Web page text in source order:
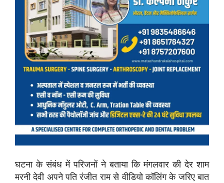
घटना के संबंध में परिजनों ने बताया कि मंगलवार की देर शाम
मरनी देवी अपने पति रंजीत राम से वीडियो कॉलिंग के जरिए बात